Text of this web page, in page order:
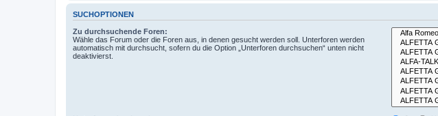
SUCHOPTIONEN
Zu durchsuchende Foren:
Wähle das Forum oder die Foren aus, in denen gesucht werden soll. Unterforen werden
automatisch mit durchsucht, sofern du die Option „Unterforen durchsuchen“ unten nicht
deaktivierst.